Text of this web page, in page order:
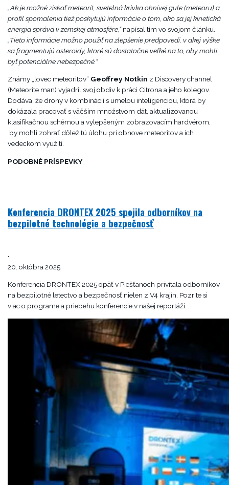
„Ak je možné získať meteorit, svetelná krivka ohnivej gule (meteoru) a
profil spomalenia tiež poskytujú informácie o tom, ako sa jej kinetická
energia správa v zemskej atmosfére,“napísal tím vo svojom článku.
„Tieto informácie možno použiť na zlepšenie predpovedí, v akej výške
sa fragmentujú asteroidy, ktoré sú dostatočne veľké na to, aby mohli
byť potenciálne nebezpečné.“
Známy „lovec meteoritov“ Geoffrey Notkin z Discovery channel
(Meteorite man) vyjadril svoj obdiv k práci Citrona a jeho kolegov.
Dodáva, že drony v kombinácii s umelou inteligenciou, ktorá by
dokázala pracovať s väčším množstvom dát, aktualizovanou
klasifikačnou schémou a vylepšeným zobrazovacím hardvérom,
by mohli zohrať dôležitú úlohu pri obnove meteoritov a ich
vedeckom využití.
PODOBNÉ PRÍSPEVKY
Konferencia DRONTEX 2025 spojila odborníkov na
bezpilotné technológie a bezpečnosť
•
20. októbra 2025
Konferencia DRONTEX 2025 opäť v Piešťanoch privítala odborníkov
na bezpilotné letectvo a bezpečnosť nielen z V4 krajín. Pozrite si
viac o programe a priebehu konferencie v našej reportáži.